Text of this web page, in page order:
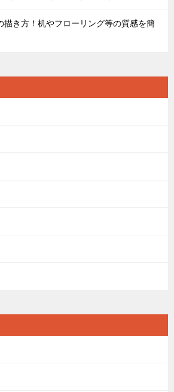
描き方！机やフローリング等の質感を簡